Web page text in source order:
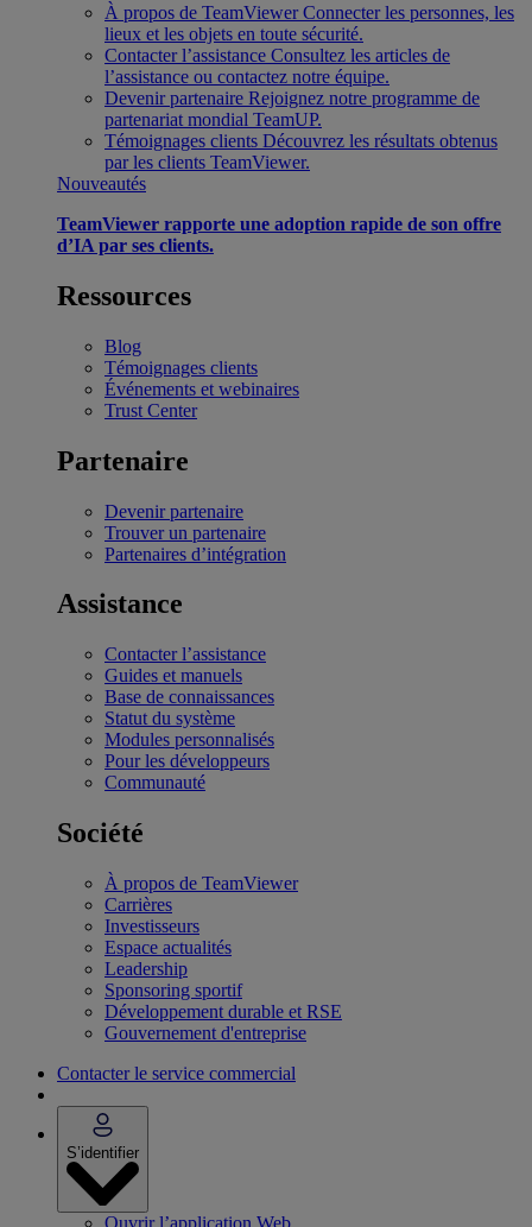
À propos de TeamViewer Connecter les personnes, les
lieux et les objets en toute sécurité.
Contacter l’assistance Consultez les articles de
l’assistance ou contactez notre équipe.
Devenir partenaire Rejoignez notre programme de
partenariat mondial TeamUP.
Témoignages clients Découvrez les résultats obtenus
par les clients TeamViewer.
Nouveautés
TeamViewer rapporte une adoption rapide de son offre
d’IA par ses clients.
Ressources
Blog
Témoignages clients
Événements et webinaires
Trust Center
Partenaire
Devenir partenaire
Trouver un partenaire
Partenaires d’intégration
Assistance
Contacter l’assistance
Guides et manuels
Base de connaissances
Statut du système
Modules personnalisés
Pour les développeurs
Communauté
Société
À propos de TeamViewer
Carrières
Investisseurs
Espace actualités
Leadership
Sponsoring sportif
Développement durable et RSE
Gouvernement d'entreprise
Contacter le service commercial
S’identifier
Ouvrir l’application Web